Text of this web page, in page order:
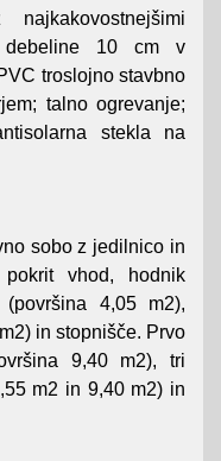
debeline 10 cm v
troslojno stavbno
talno ogrevanje;
stekla na
sobo z jedilnico in
vhod, hodnik
4,05 m2),
in stopnišče. Prvo
9,40 m2), tri
m2 in 9,40 m2) in